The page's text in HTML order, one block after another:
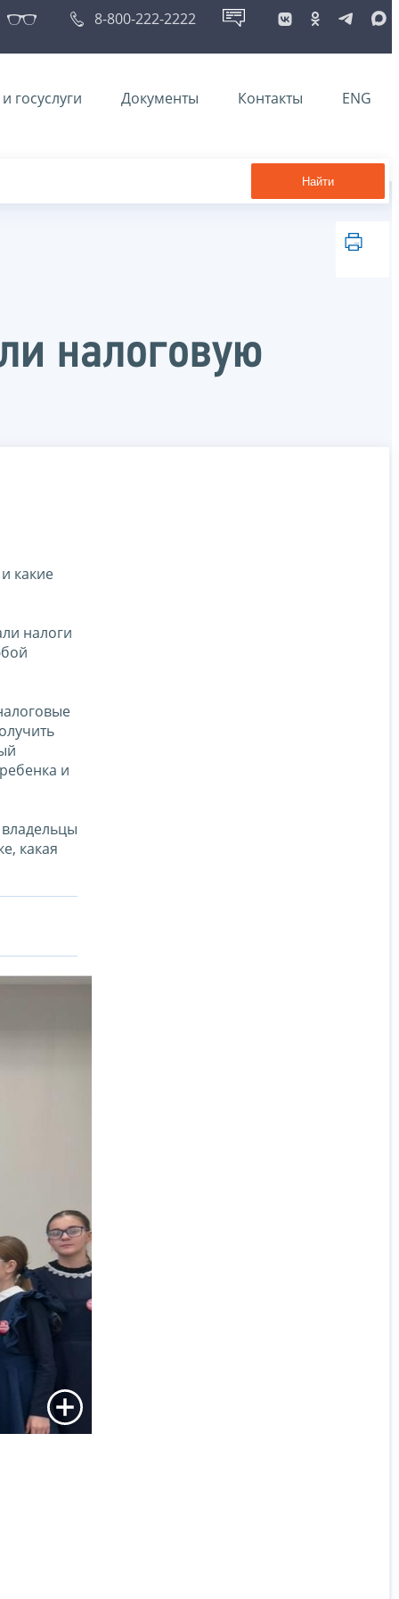
8-800-222-2222
госуслуги Документы Контакты ENG
Найти
налоговую
какие
налоги
и
какая